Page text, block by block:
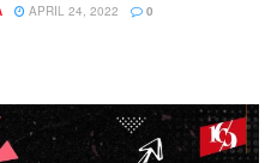
APRIL 24, 2022 0